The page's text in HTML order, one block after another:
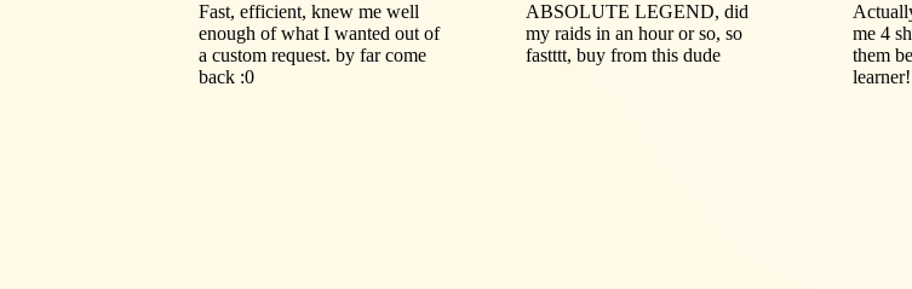
Fast, efficient, knew me well
enough of what I wanted out of
a custom request. by far come
back :0
ABSOLUTE LEGEND, did
my raids in an hour or so, so
fastttt, buy from this dude
me 4
them
learner!